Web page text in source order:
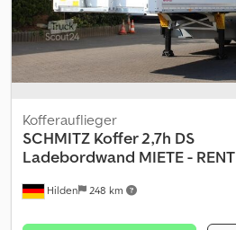
Hilden 248 km
Kofferauflieger
SCHMITZ Koffer 2,7h DS
Ladebordwand MIETE - RENT